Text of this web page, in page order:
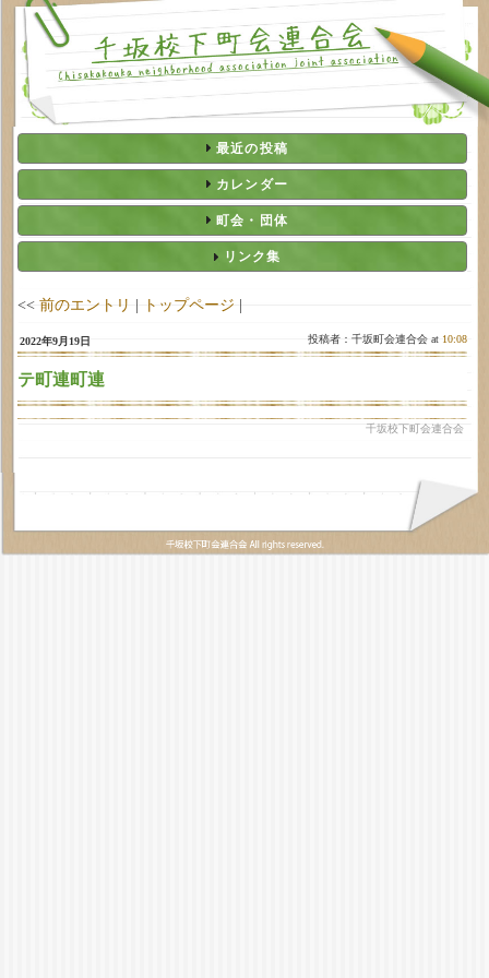
最近の投稿
カレンダー
町会・団体
リンク集
<< 前のエントリ | トップページ |
2022年9月19日 投稿者：千坂町会連合会 at 10:08
テ町連町連
千坂校下町会連合会